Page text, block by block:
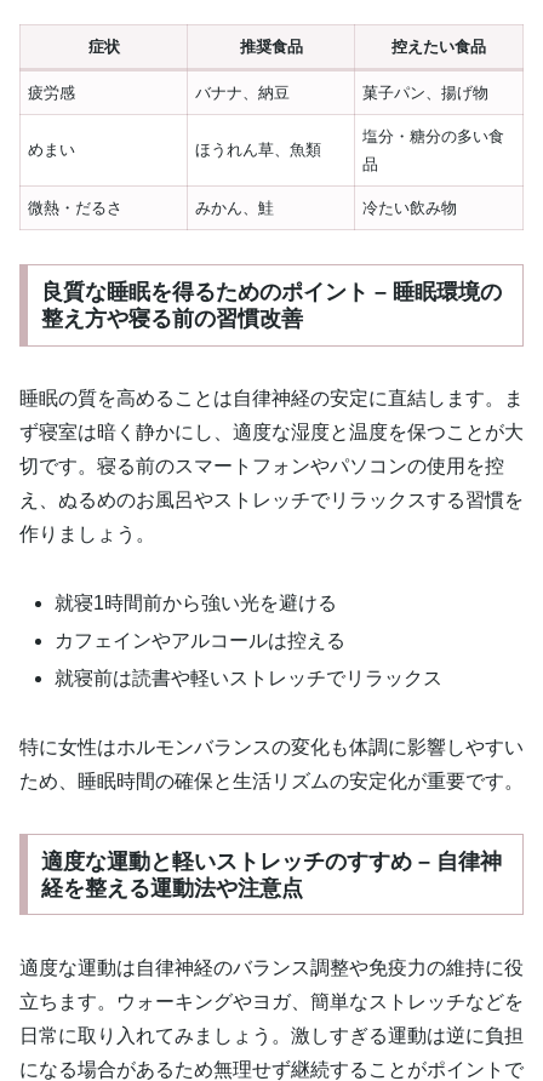
症状 推奨食品 控えたい食品
疲労感 バナナ、納豆 菓子パン、揚げ物
めまい ほうれん草、魚類
塩分・糖分の多い食
品
微熱・だるさ みかん、鮭 冷たい飲み物
良質な睡眠を得るためのポイント – 睡眠環境の
整え方や寝る前の習慣改善
睡眠の質を高めることは自律神経の安定に直結します。ま
ず寝室は暗く静かにし、適度な湿度と温度を保つことが大
切です。寝る前のスマートフォンやパソコンの使用を控
え、ぬるめのお風呂やストレッチでリラックスする習慣を
作りましょう。
就寝1時間前から強い光を避ける
カフェインやアルコールは控える
就寝前は読書や軽いストレッチでリラックス
特に女性はホルモンバランスの変化も体調に影響しやすい
ため、睡眠時間の確保と生活リズムの安定化が重要です。
適度な運動と軽いストレッチのすすめ – 自律神
経を整える運動法や注意点
適度な運動は自律神経のバランス調整や免疫力の維持に役
立ちます。ウォーキングやヨガ、簡単なストレッチなどを
日常に取り入れてみましょう。激しすぎる運動は逆に負担
になる場合があるため無理せず継続することがポイントで